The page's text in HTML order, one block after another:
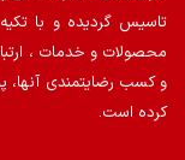
تاسیس گردیده و با
محصولات و خدمات ،
و کسب رضایتمندی آنها،
کرده است.